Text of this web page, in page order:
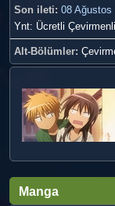
Son ileti: 08 Ağustos
Ynt: Ücretli
Alt-Bölümler
Manga